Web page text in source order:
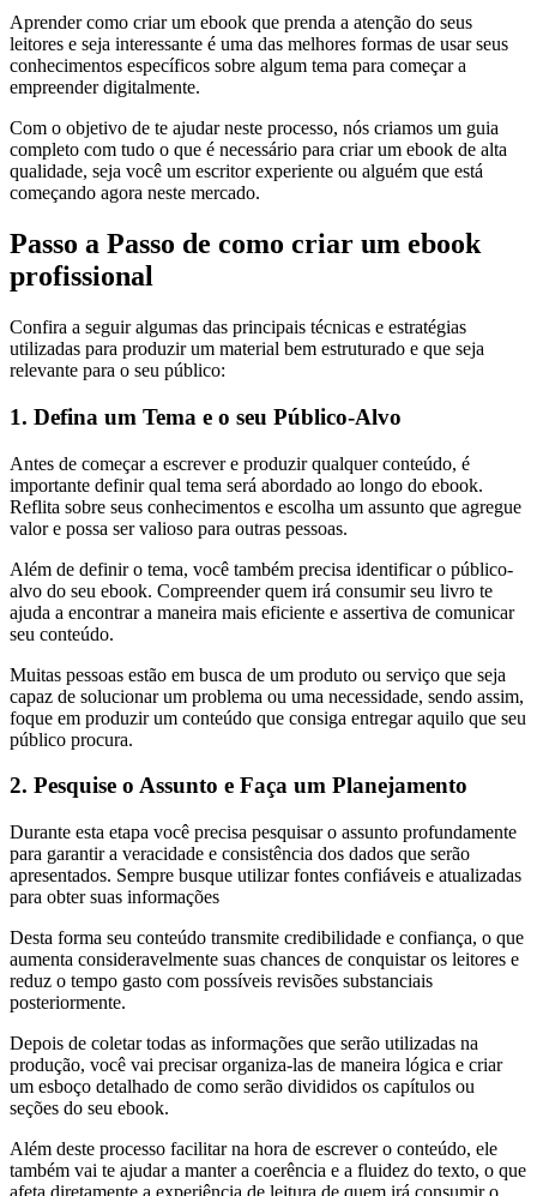
Aprender como criar um ebook que prenda a atenção do seus
leitores e seja interessante é uma das melhores formas de usar seus
conhecimentos específicos sobre algum tema para começar a
empreender digitalmente.
Com o objetivo de te ajudar neste processo, nós criamos um guia
completo com tudo o que é necessário para criar um ebook de alta
qualidade, seja você um escritor experiente ou alguém que está
começando agora neste mercado.
Passo a Passo de como criar um ebook
profissional
Confira a seguir algumas das principais técnicas e estratégias
utilizadas para produzir um material bem estruturado e que seja
relevante para o seu público:
1. Defina um Tema e o seu Público-Alvo
Antes de começar a escrever e produzir qualquer conteúdo, é
importante definir qual tema será abordado ao longo do ebook.
Reflita sobre seus conhecimentos e escolha um assunto que agregue
valor e possa ser valioso para outras pessoas.
Além de definir o tema, você também precisa identificar o público-
alvo do seu ebook. Compreender quem irá consumir seu livro te
ajuda a encontrar a maneira mais eficiente e assertiva de comunicar
seu conteúdo.
Muitas pessoas estão em busca de um produto ou serviço que seja
capaz de solucionar um problema ou uma necessidade, sendo assim,
foque em produzir um conteúdo que consiga entregar aquilo que seu
público procura.
2. Pesquise o Assunto e Faça um Planejamento
Durante esta etapa você precisa pesquisar o assunto profundamente
para garantir a veracidade e consistência dos dados que serão
apresentados. Sempre busque utilizar fontes confiáveis e atualizadas
para obter suas informações
Desta forma seu conteúdo transmite credibilidade e confiança, o que
aumenta consideravelmente suas chances de conquistar os leitores e
reduz o tempo gasto com possíveis revisões substanciais
posteriormente.
Depois de coletar todas as informações que serão utilizadas na
produção, você vai precisar organiza-las de maneira lógica e criar
um esboço detalhado de como serão divididos os capítulos ou
seções do seu ebook.
Além deste processo facilitar na hora de escrever o conteúdo, ele
também vai te ajudar a manter a coerência e a fluidez do texto, o que